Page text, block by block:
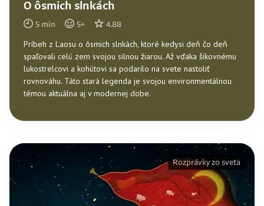
O ôsmich slnkách
5 min 5+ 4.88
Príbeh z Laosu o ôsmich slnkách, ktoré kedysi deň čo deň
spaľovali celú zem svojou silnou žiarou. Až vďaka šikovnému
lukostrelcovi a kohútovi sa podarilo na svete nastoliť
rovnováhu. Táto stará legenda je svojou environmentálnou
témou aktuálna aj v modernej dobe.
Rozprávky zo sveta